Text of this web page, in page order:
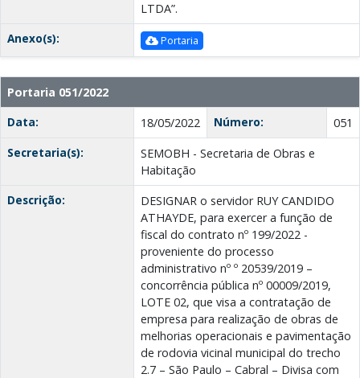
LTDA”.
Anexo(s):
Portaria
Portaria 051/2022
Data:
18/05/2022 Número:
051
Secretaria(s):
SEMOBH - Secretaria de Obras e
Habitação
Descrição:
DESIGNAR o servidor RUY CANDIDO
ATHAYDE, para exercer a função de
fiscal do contrato nº 199/2022 -
proveniente do processo
administrativo nº º 20539/2019 –
concorrência pública nº 00009/2019,
LOTE 02, que visa a contratação de
empresa para realização de obras de
melhorias operacionais e pavimentação
de rodovia vicinal municipal do trecho
2.7 – São Paulo – Cabral – Divisa com